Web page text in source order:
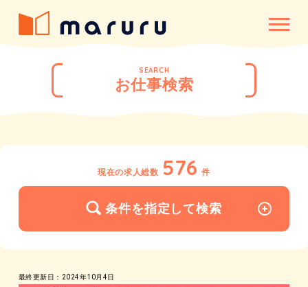
SEARCH
お仕事検索
現在の求人総数 576 件
条件を指定して検索
最終更新日：2024年10月4日